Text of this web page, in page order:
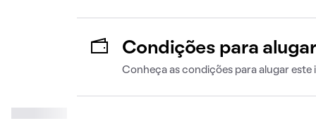
Condições para alugar
Conheça as condições para alugar este